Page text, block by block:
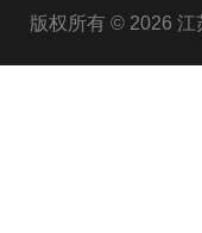
版权所有 © 2026 江